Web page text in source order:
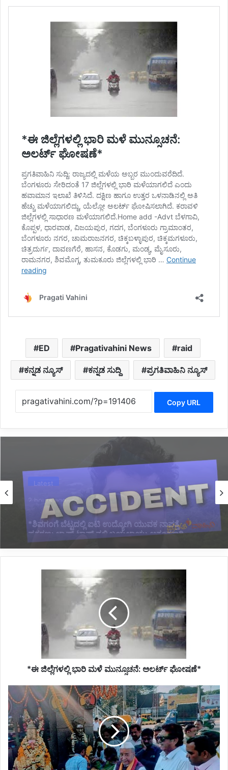
ED Pragativahini News raid
ಕನ್ನಡ ನ್ಯೂಸ್ ಕನ್ನಡ ಸುದ್ದಿ ಪ್ರಗತಿವಾಹಿನಿ ನ್ಯೂಸ್
Copy URL
Karnataka News
4 hours ago
*BREAKING: ಬಸ್ ಪಲ್ಟಿಯಾಗಿ ಓರ್ವ ಯುವಕ ಸಾವು:
ಹಲವರ ಸ್ಥಿತಿ ಗಂಭೀರ*
*ಈ ಜಿಲ್ಲೆಗಳಲ್ಲಿ ಭಾರಿ ಮಳೆ ಮುನ್ಸೂಚನೆ: ಅಲರ್ಟ್ ಘೋಷಣೆ*
*87ನೇ
ಕನ್ನಡ
ಸಾಹಿತ್ಯ
ಸಮ್ಮೇಳನ:
ಕನ್ನಡ
ಜ್ಯೋತಿ
ರಥ
ಸ್ವಾಗತಿಸಿದ